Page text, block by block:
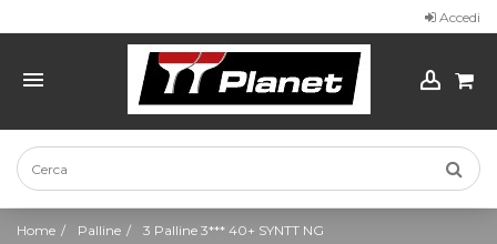
Accedi
Home Palline 3 Palline 3*** 40+ SYNTT NG